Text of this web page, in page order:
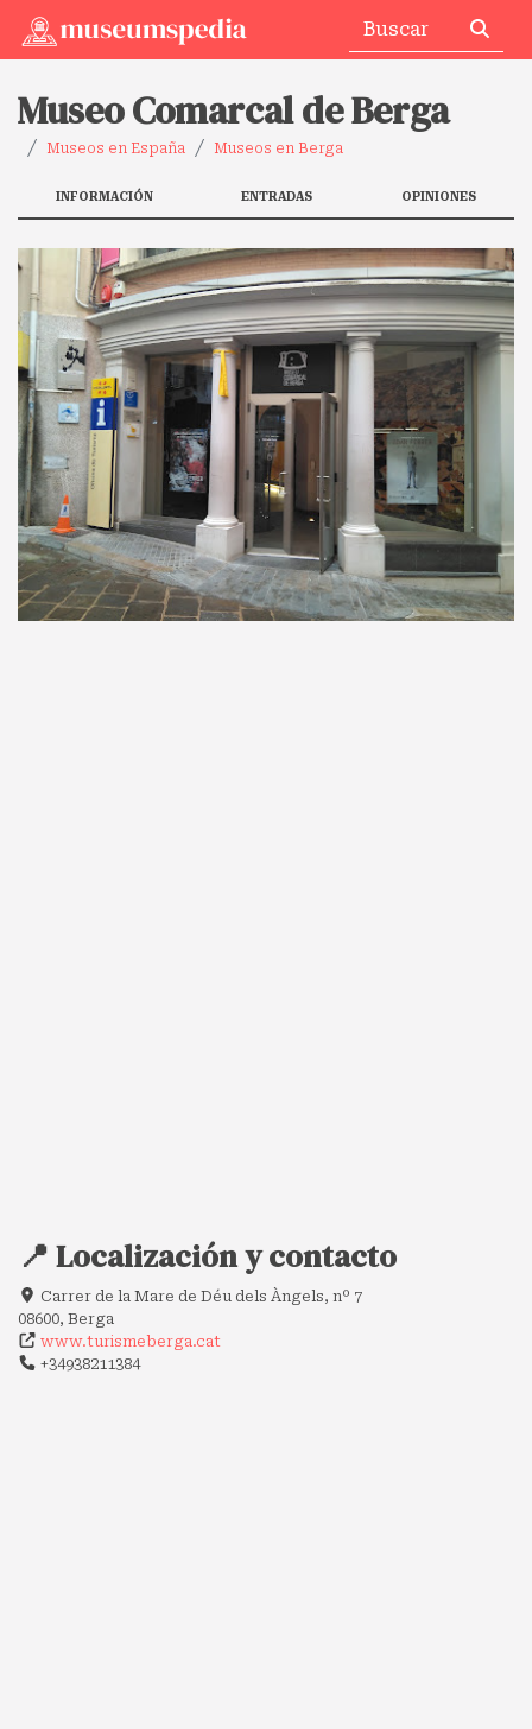
Museo Comarcal de Berga
Museos en España Museos en Berga
INFORMACIÓN ENTRADAS OPINIONES
📍 Localización y contacto
Carrer de la Mare de Déu dels Àngels, nº 7
08600, Berga
www.turismeberga.cat
+34938211384